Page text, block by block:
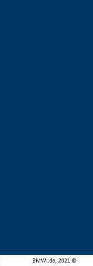
BMWi.de, 2021 ©